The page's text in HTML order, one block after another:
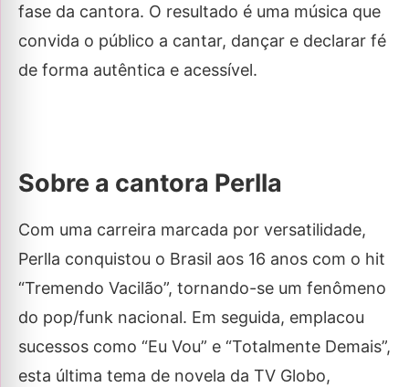
fase da cantora. O resultado é uma música que
convida o público a cantar, dançar e declarar fé
de forma autêntica e acessível.
Sobre a cantora Perlla
Com uma carreira marcada por versatilidade,
Perlla conquistou o Brasil aos 16 anos com o hit
“Tremendo Vacilão”, tornando-se um fenômeno
do pop/funk nacional. Em seguida, emplacou
sucessos como “Eu Vou” e “Totalmente Demais”,
esta última tema de novela da TV Globo,